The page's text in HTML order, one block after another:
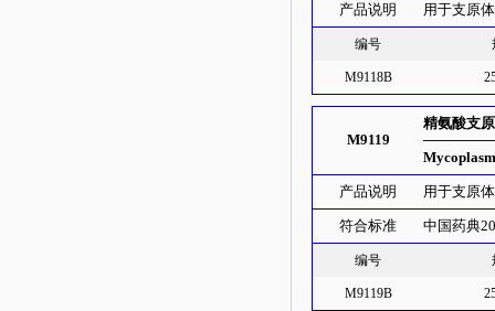
产品说明 用于支原
编号
M9118B
M9119
精氨酸支
产品说明 用于支原
符合标准 中国药典
编号
M9119B